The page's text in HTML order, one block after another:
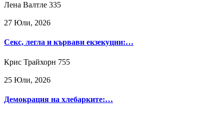
Лена Валтле 335
27 Юли, 2026
Секс, легла и кървави екзекуции:…
Крис Трайхорн 755
25 Юли, 2026
Демокрация на хлебарките:…